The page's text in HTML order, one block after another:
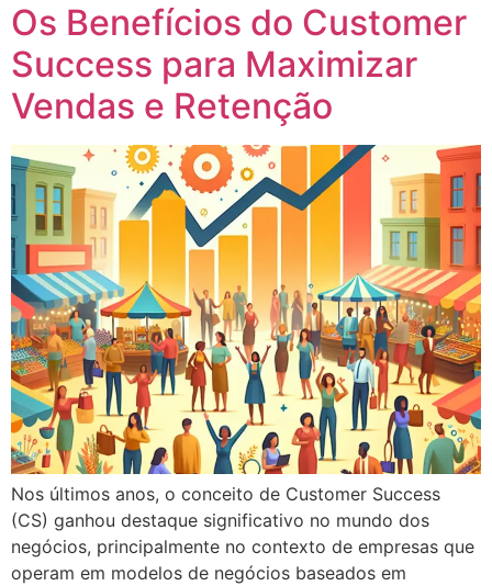
Os Benefícios do Customer
Success para Maximizar
Vendas e Retenção
Nos últimos anos, o conceito de Customer Success
(CS) ganhou destaque significativo no mundo dos
negócios, principalmente no contexto de empresas que
operam em modelos de negócios baseados em